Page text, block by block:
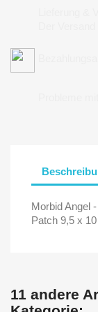
Morbid Angel
Patch 9,5 x
11 andere